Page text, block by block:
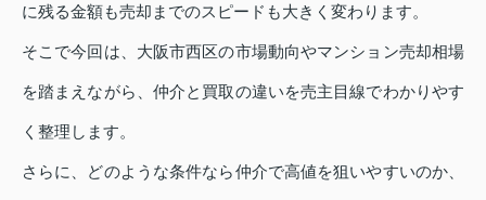
に残る金額も売却までのスピードも大きく変わります。
そこで今回は、大阪市西区の市場動向やマンション売却相場
を踏まえながら、仲介と買取の違いを売主目線でわかりやす
く整理します。
さらに、どのような条件なら仲介で高値を狙いやすいのか、